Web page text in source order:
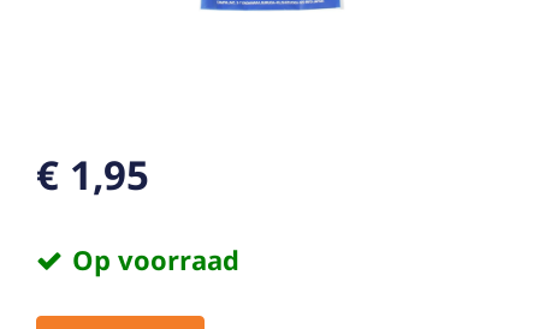
€ 1,95
Op voorraad